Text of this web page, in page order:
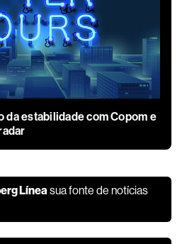
da estabilidade com Copom e
Líneasua fonte de notícias